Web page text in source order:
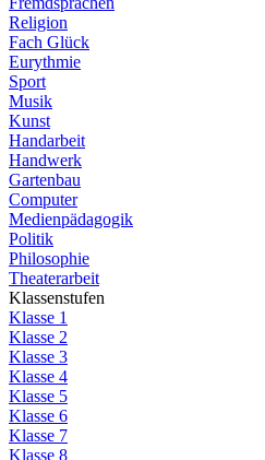
Religion
Fach Glück
Eurythmie
Sport
Musik
Kunst
Handarbeit
Handwerk
Gartenbau
Computer
Medienpädagogik
Politik
Philosophie
Theaterarbeit
Klassenstufen
Klasse 1
Klasse 2
Klasse 3
Klasse 4
Klasse 5
Klasse 6
Klasse 7
Klasse 8